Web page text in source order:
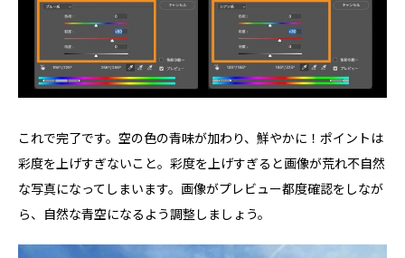
これで完了です。空の色の青味が加わり、鮮やかに！ポイントは
彩度を上げすぎないこと。彩度を上げすぎると画像が荒れ不自然
な写真になってしまいます。画像がプレビュー都度確認をしなが
ら、自然な青空になるよう調整しましょう。